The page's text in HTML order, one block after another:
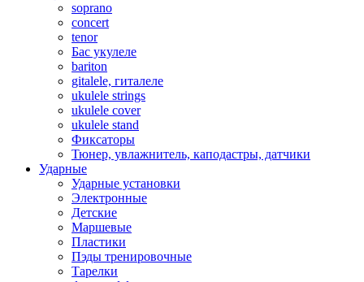
soprano
concert
tenor
Бас укулеле
bariton
gitalele, гиталеле
ukulele strings
ukulele cover
ukulele stand
Фиксаторы
Тюнер, увлажнитель, каподастры, датчики
Ударные
Ударные установки
Электронные
Детские
Маршевые
Пластики
Пэды тренировочные
Тарелки